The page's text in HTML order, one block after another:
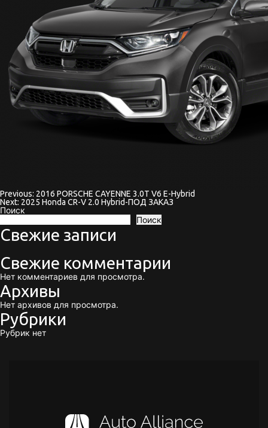
Навигация
по
записям
Previous: 2016 PORSCHE CAYENNE 3.0T V6 E-Hybrid
Next: 2025 Honda CR-V 2.0 Hybrid-ПОД ЗАКАЗ
Поиск
Поиск
Свежие записи
Свежие комментарии
Нет комментариев для просмотра.
Архивы
Нет архивов для просмотра.
Рубрики
Рубрик нет